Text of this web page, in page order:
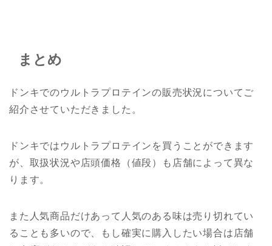
まとめ
ドンキでのウルトラプロテインの販売状況についてご
紹介させていただきました。
ドンキではウルトラプロテインを買うことができます
が、取扱状況や店頭価格（値段）も店舗によって異な
ります。
また人気商品だけあって人気のある味は売り切れてい
ることも多いので、もし確実に購入したい場合は店舗